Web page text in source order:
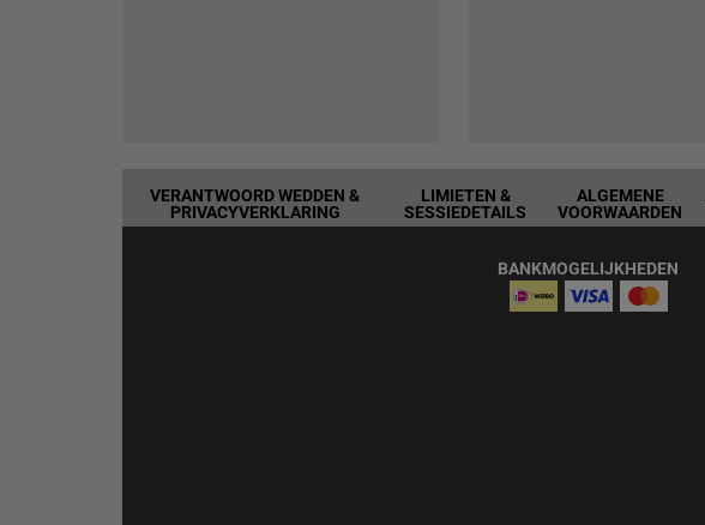
VERANTWOORD WEDDEN &
PRIVACYVERKLARING
LIMIETEN &
SESSIEDETAILS
ALGEMENE
VOORWAARDEN
BANKMOGELIJKHEDEN